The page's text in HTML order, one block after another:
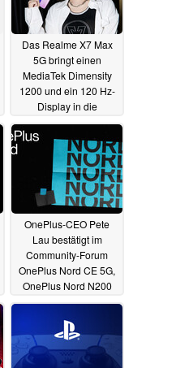
Das Realme X7 Max
5G bringt einen
MediaTek Dimensity
1200 und ein 120 Hz-
Display in die
Mittelklasse31.05.2021
OnePlus-CEO Pete
Lau bestätigt im
Community-Forum
OnePlus Nord CE 5G,
OnePlus Nord N200
5G und 10. Juni
28.05.2021